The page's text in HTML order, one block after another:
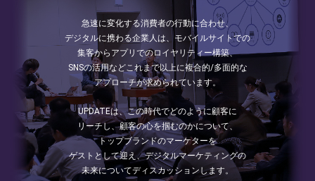
急速に変化する消費者の行動に合わせ、
デジタルに携わる企業人は、モバイルサイトでの
集客からアプリでのロイヤリティー構築、
SNSの活用などこれまで以上に複合的/多面的な
アプローチが求められています。
UPDATEは、この時代でどのように顧客に
リーチし、顧客の心を掴むのかについて、
トップブランドのマーケターを
ゲストとして迎え、デジタルマーケティングの
未来についてディスカッションします。